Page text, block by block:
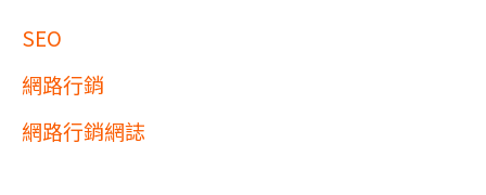
SEO
網路行銷
網路行銷網誌